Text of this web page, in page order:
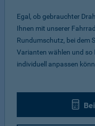
Egal, ob gebrauchter
Ihnen mit unserer
Rundumschutz, bei dem
Varianten wählen und so
individuell anpassen